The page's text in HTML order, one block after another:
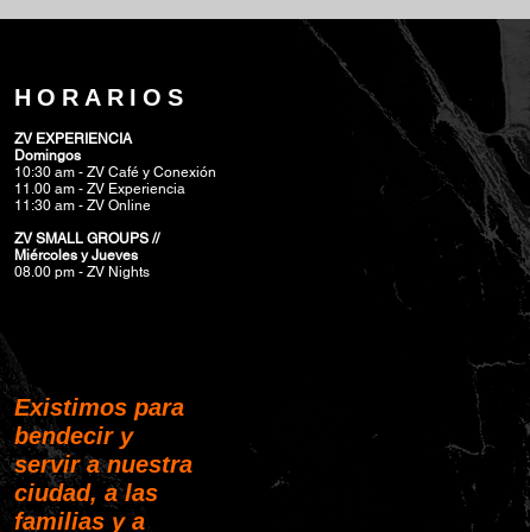
HORARIOS
ZV EXPERIENCIA
Domingos
10:30 am - ZV Café y Conexión
11.00 am - ZV Experiencia
11:30 am - ZV Online
ZV SMALL GROUPS //
Miércoles y Jueves
08.00 pm - ZV Nights
Existimos para
bendecir y
servir a nuestra
ciudad, a las
familias y a